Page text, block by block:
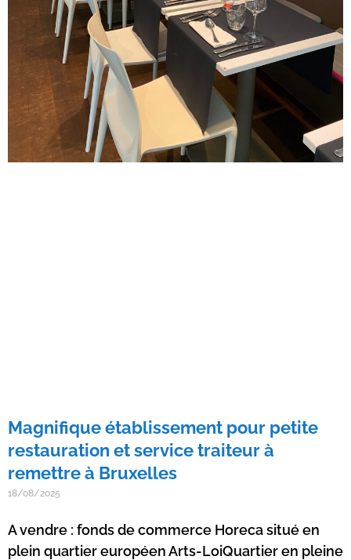
Magnifique établissement pour petite
restauration et service traiteur à
remettre à Bruxelles
18/08/2025
A vendre : fonds de commerce Horeca situé en
plein quartier européen Arts-LoiQuartier en pleine